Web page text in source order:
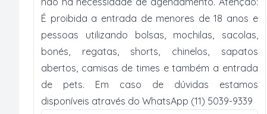
É proibida a entrada de menores de 18 anos e
pessoas utilizando bolsas, mochilas, sacolas,
bonés, regatas, shorts, chinelos, sapatos
abertos, camisas de times e também a entrada
de pets. Em caso de dúvidas estamos
disponíveis através do WhatsApp (11) 5039-9339